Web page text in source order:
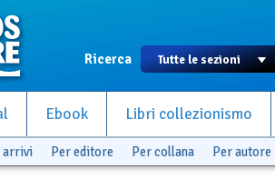
Ricerca
Ebook Libri collezionismo
arrivi Per editore Per collana Per autore